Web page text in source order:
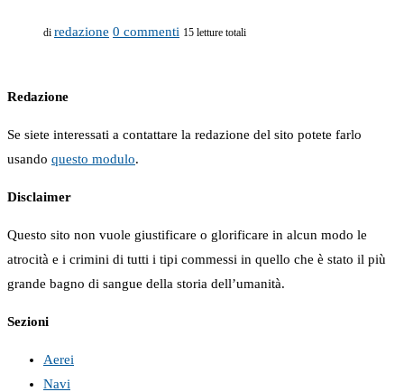
di redazione 0 commenti 15 letture totali
Redazione
Se siete interessati a contattare la redazione del sito potete farlo
usando questo modulo.
Disclaimer
Questo sito non vuole giustificare o glorificare in alcun modo le
atrocità e i crimini di tutti i tipi commessi in quello che è stato il più
grande bagno di sangue della storia dell’umanità.
Sezioni
Aerei
Navi